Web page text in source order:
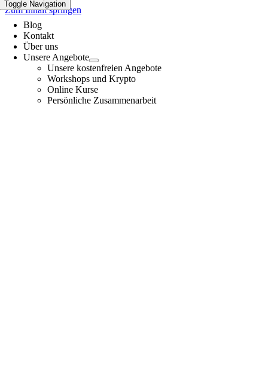
Zum Inhalt springen
Toggle Navigation
Blog
Kontakt
Über uns
Unsere Angebote
Unsere kostenfreien Angebote
Workshops und Krypto
Online Kurse
Persönliche Zusammenarbeit